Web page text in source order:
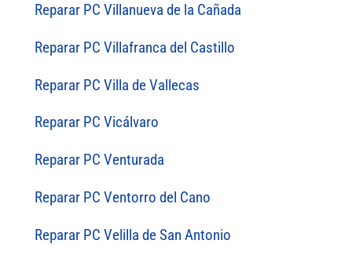
Reparar PC Villanueva de la Cañada
Reparar PC Villafranca del Castillo
Reparar PC Villa de Vallecas
Reparar PC Vicálvaro
Reparar PC Venturada
Reparar PC Ventorro del Cano
Reparar PC Velilla de San Antonio